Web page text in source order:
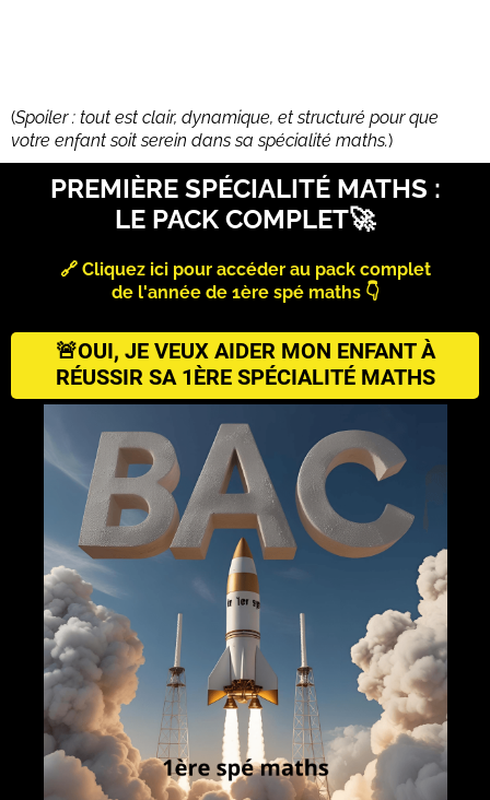
(Spoiler : tout est clair, dynamique, et structuré pour que
votre enfant soit serein dans sa spécialité maths.)
PREMIÈRE SPÉCIALITÉ MATHS :
LE PACK COMPLET🚀
🔗 Cliquez ici pour accéder au pack complet
de l'année de 1ère spé maths 👇
🚨OUI, JE VEUX AIDER MON ENFANT À
RÉUSSIR SA 1ÈRE SPÉCIALITÉ MATHS